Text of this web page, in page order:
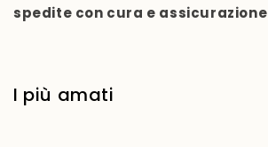
spedite con cura e assicurazione
I più amati